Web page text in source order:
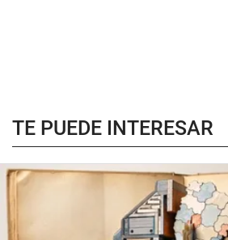
TE PUEDE INTERESAR